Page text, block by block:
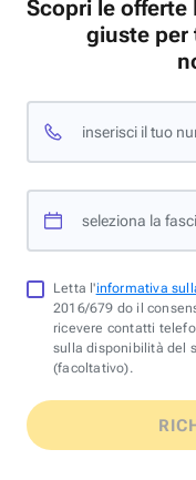
Scopri le offerte
giuste per
inserisci il tuo
seleziona la
Letta l'informativa
2016/679 do il
ricevere contatti
sulla disponibilità del
(facoltativo).